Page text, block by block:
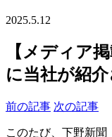
2025.5.12
【メディア
に当社が紹
前の記事 次の記事
このたび、下野新聞